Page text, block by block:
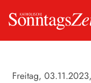
Freitag, 03.11.2023